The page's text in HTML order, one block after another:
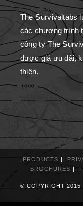
The Survivaltabs
các chương trình
công ty The
được giá ưu đãi,
thiện.
PRODUCTS
BROCHURES
© COPYRIGHT 2015